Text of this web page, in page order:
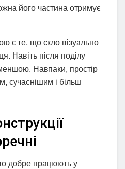
його частина отримує
є те, що скло візуально
Навіть після поділу
Навпаки, простір
сучаснішим і більш
добре працюють у